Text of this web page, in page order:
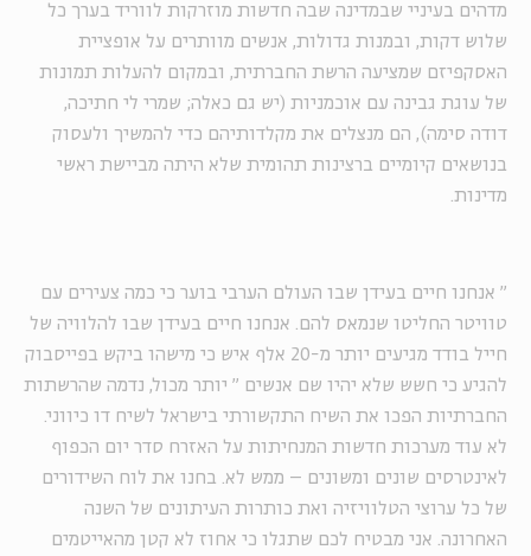
מדהים בעיניי שבמדינה שבה חדשות מוזרקות לווריד בערך כל
שלוש דקות, ובמנות גדולות, אנשים מוותרים על אופציית
האסקפיזם שמציעה הרשת החברתית, ובמקום להעלות תמונות
של עוגת גבינה עם אוכמניות (יש גם כאלה; שמרי לי חתיכה,
דודה סימה), הם מנצלים את מקלדותיהם כדי להמשיך ולעסוק
בנושאים קיומיים ברצינות תהומית שלא היתה מביישת ראשי
מדינות.
" אנחנו חיים בעידן שבו העולם הערבי בוער כי כמה צעירים עם
טוויטר החליטו שנמאס להם. אנחנו חיים בעידן שבו להלוויה של
חייל בודד מגיעים יותר מ-20 אלף איש כי מישהו ביקש בפייסבוק
להגיע כי חשש שלא יהיו שם אנשים " יותר מכול, נדמה שהרשתות
החברתיות הפכו את השיח התקשורתי בישראל לשיח דו כיווני.
לא עוד מערכות חדשות המנחיתות על האזרח סדר יום הכפוף
לאינטרסים שונים ומשונים – ממש לא. בחנו את לוח השידורים
של כל ערוצי הטלוויזיה ואת כותרות העיתונים של השנה
האחרונה. אני מבטיח לכם שתגלו כי אחוז לא קטן מהאייטמים